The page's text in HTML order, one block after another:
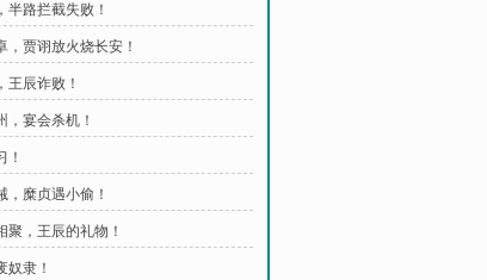
半路拦截失败！
，贾诩放火烧长安！
王辰诈败！
，宴会杀机！
！
，糜贞遇小偷！
聚，王辰的礼物！
奴隶！